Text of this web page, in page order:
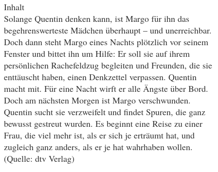
Inhalt
Solange Quentin denken kann, ist Margo für ihn das
begehrenswerteste Mädchen überhaupt – und unerreichbar.
Doch dann steht Margo eines Nachts plötzlich vor seinem
Fenster und bittet ihn um Hilfe: Er soll sie auf ihrem
persönlichen Rachefeldzug begleiten und Freunden, die sie
enttäuscht haben, einen Denkzettel verpassen. Quentin
macht mit. Für eine Nacht wirft er alle Ängste über Bord.
Doch am nächsten Morgen ist Margo verschwunden.
Quentin sucht sie verzweifelt und findet Spuren, die ganz
bewusst gestreut wurden. Es beginnt eine Reise zu einer
Frau, die viel mehr ist, als er sich je erträumt hat, und
zugleich ganz anders, als er je hat wahrhaben wollen.
(Quelle: dtv Verlag)